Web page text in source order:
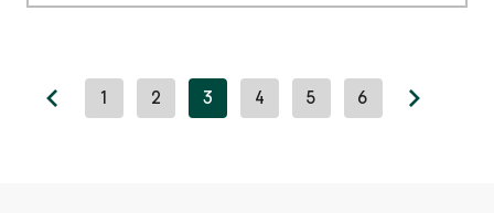
Previous page
1 2 3 4 5 6